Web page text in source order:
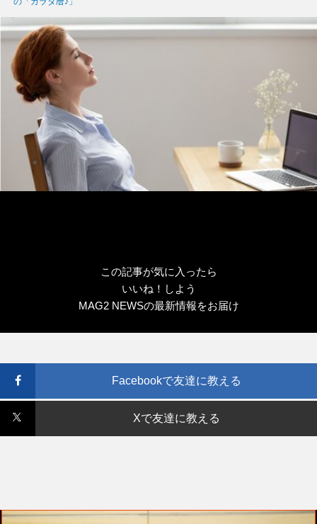
この記事が気に入ったら
いいね！しよう
MAG2 NEWSの最新情報をお届け
Facebookで友達に教える
Xで友達に教える